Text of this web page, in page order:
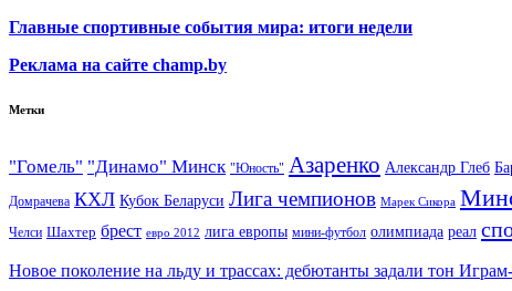
Главные спортивные события мира: итоги недели
Реклама на сайте champ.by
Метки
"Гомель" "Динамо" Минск "Юность" Азаренко Александр Глеб
Домрачева КХЛ Кубок Беларуси Лига чемпионов Марек Сикора
Челси Шахтер брест евро 2012 лига европы мини-футбол олимпиада реал
Новое поколение на льду и трассах: дебютанты задали тон